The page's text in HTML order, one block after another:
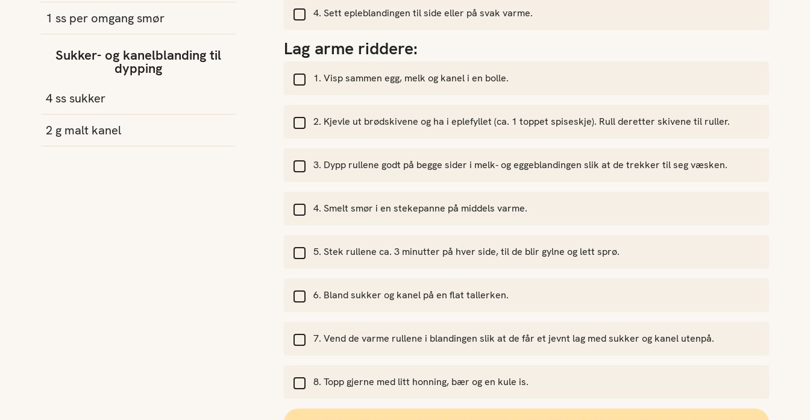
1 ss per omgangsmør
Sukker- og kanelblanding til
dypping
4sssukker
2 g malt kanel
Sett epleblandingen til side eller på svak varme.
Lag arme riddere:
Visp sammen egg, melk og kanel i en bolle.
Kjevle ut brødskivene og ha i eplefyllet (ca. 1 toppet spiseskje). Rull deretter skivene til ruller.
Dypp rullene godt på begge sider i melk- og eggeblandingen slik at de trekker til seg væsken.
Smelt smør i en stekepanne på middels varme.
Stek rullene ca. 3 minutter på hver side, til de blir gylne og lett sprø.
Bland sukker og kanel på en flat tallerken.
Vend de varme rullene i blandingen slik at de får et jevnt lag med sukker og kanel utenpå.
Topp gjerne med litt honning, bær og en kule is.